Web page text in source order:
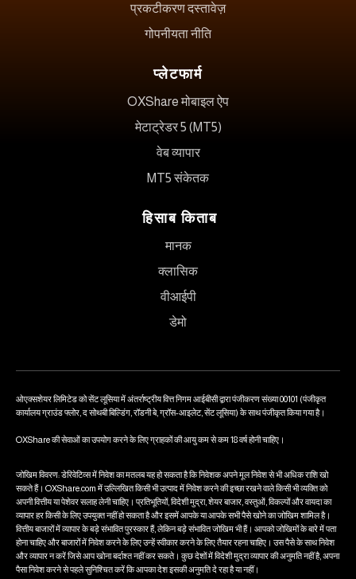
प्रकटीकरण दस्तावेज़
गोपनीयता नीति
प्लेटफार्म
OXShare मोबाइल ऐप
मेटाट्रेडर 5 (MT5)
वेब व्यापार
MT5 संकेतक
हिसाब किताब
मानक
क्लासिक
वीआईपी
डेमो
ओएक्सशेयर लिमिटेड को सेंट लूसिया में अंतर्राष्ट्रीय वित्त निगम आईबीसी द्वारा पंजीकरण संख्या 00101 (पंजीकृत
कार्यालय ग्राउंड फ्लोर, द सोथबी बिल्डिंग, रॉडनी बे, ग्रॉस-आइलेट, सेंट लूसिया) के साथ पंजीकृत किया गया है।
OXShare की सेवाओं का उपयोग करने के लिए ग्राहकों की आयु कम से कम 18 वर्ष होनी चाहिए।
जोखिम विवरण: डेरिवेटिव्स में निवेश का मतलब यह हो सकता है कि निवेशक अपने मूल निवेश से भी अधिक राशि खो
सकते हैं। OXShare.com में उल्लिखित किसी भी उत्पाद में निवेश करने की इच्छा रखने वाले किसी भी व्यक्ति को
अपनी वित्तीय या पेशेवर सलाह लेनी चाहिए। प्रतिभूतियों, विदेशी मुद्रा, शेयर बाजार, वस्तुओं, विकल्पों और वायदा का
व्यापार हर किसी के लिए उपयुक्त नहीं हो सकता है और इसमें आपके या आपके सभी पैसे खोने का जोखिम शामिल है।
वित्तीय बाजारों में व्यापार के बड़े संभावित पुरस्कार हैं, लेकिन बड़े संभावित जोखिम भी हैं। आपको जोखिमों के बारे में पता
होना चाहिए और बाजारों में निवेश करने के लिए उन्हें स्वीकार करने के लिए तैयार रहना चाहिए। उस पैसे के साथ निवेश
और व्यापार न करें जिसे आप खोना बर्दाश्त नहीं कर सकते। कुछ देशों में विदेशी मुद्रा व्यापार की अनुमति नहीं है, अपना
पैसा निवेश करने से पहले सुनिश्चित करें कि आपका देश इसकी अनुमति दे रहा है या नहीं।